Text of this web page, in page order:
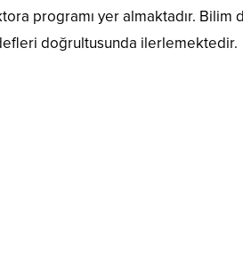
programı yer almaktadır. Bilim
doğrultusunda ilerlemektedir.